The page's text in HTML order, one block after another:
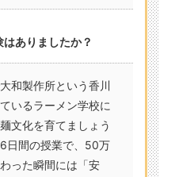
ありましたか？
和製作所という香川
いるラーメン学校に
文化を育てましょう
日間の授業で、50万
った瞬間には「安